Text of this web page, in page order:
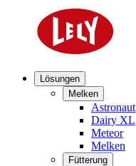
Lösungen
Melken
Astronaut
Dairy XL
Meteor
Melken
Fütterung